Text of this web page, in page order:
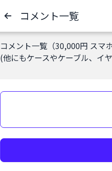
コメント一覧
コメント一覧（30,000円 スマ
(他にもケースやケーブル、イヤ